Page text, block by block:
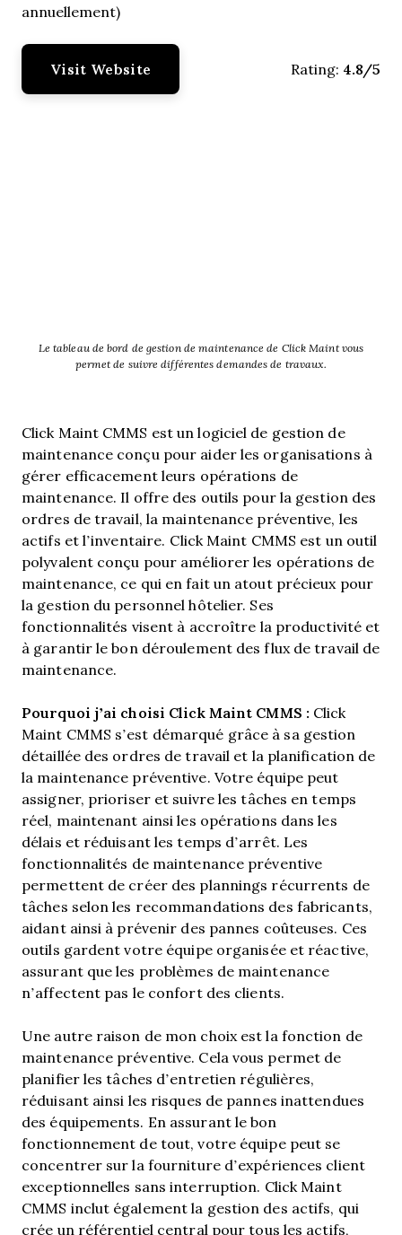
annuellement)
Visit Website Rating: 4.8/5
Le tableau de bord de gestion de maintenance de Click Maint vous
permet de suivre différentes demandes de travaux.
Click Maint CMMS est un logiciel de gestion de
maintenance conçu pour aider les organisations à
gérer efficacement leurs opérations de
maintenance. Il offre des outils pour la gestion des
ordres de travail, la maintenance préventive, les
actifs et l’inventaire. Click Maint CMMS est un outil
polyvalent conçu pour améliorer les opérations de
maintenance, ce qui en fait un atout précieux pour
la gestion du personnel hôtelier. Ses
fonctionnalités visent à accroître la productivité et
à garantir le bon déroulement des flux de travail de
maintenance.
Pourquoi j’ai choisi Click Maint CMMS : Click
Maint CMMS s’est démarqué grâce à sa gestion
détaillée des ordres de travail et la planification de
la maintenance préventive. Votre équipe peut
assigner, prioriser et suivre les tâches en temps
réel, maintenant ainsi les opérations dans les
délais et réduisant les temps d’arrêt. Les
fonctionnalités de maintenance préventive
permettent de créer des plannings récurrents de
tâches selon les recommandations des fabricants,
aidant ainsi à prévenir des pannes coûteuses. Ces
outils gardent votre équipe organisée et réactive,
assurant que les problèmes de maintenance
n’affectent pas le confort des clients.
Une autre raison de mon choix est la fonction de
maintenance préventive. Cela vous permet de
planifier les tâches d’entretien régulières,
réduisant ainsi les risques de pannes inattendues
des équipements. En assurant le bon
fonctionnement de tout, votre équipe peut se
concentrer sur la fourniture d’expériences client
exceptionnelles sans interruption. Click Maint
CMMS inclut également la gestion des actifs, qui
crée un référentiel central pour tous les actifs,